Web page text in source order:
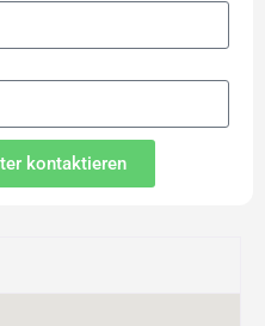
kontaktieren